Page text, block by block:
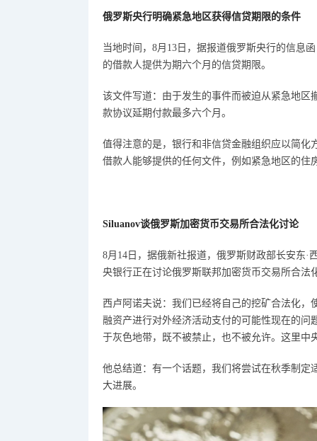
俄罗斯央行明确紧急地区获得信贷期限的条件
当地时间， 8月13日，据报道俄罗斯央行的信息
的借款人提供为期六个月的信贷期限。
该文件写道： 由于发生的事件而被迫从紧急地区
款协议延期付款最多六个月。
值得注意的是，银行和非信贷金融组织应以简化
借款人能够提供的任何文件，例如紧急地区的住
Siluanov谈俄罗斯加密货币交易所合法化讨论
8月14日，据俄新社报道， 俄罗斯财政部长安东·
央银行正在讨论俄罗斯联邦加密货币交易所合法
西卢阿诺夫说： 我们已经将自己的挖矿合法化，
融资产进行对外经济活动支付的可能性现在的
于灰色地带，既不被禁止，也不被允许。这里
他总结道： 有一个话题，我们将尝试在秋季制定
大进展。